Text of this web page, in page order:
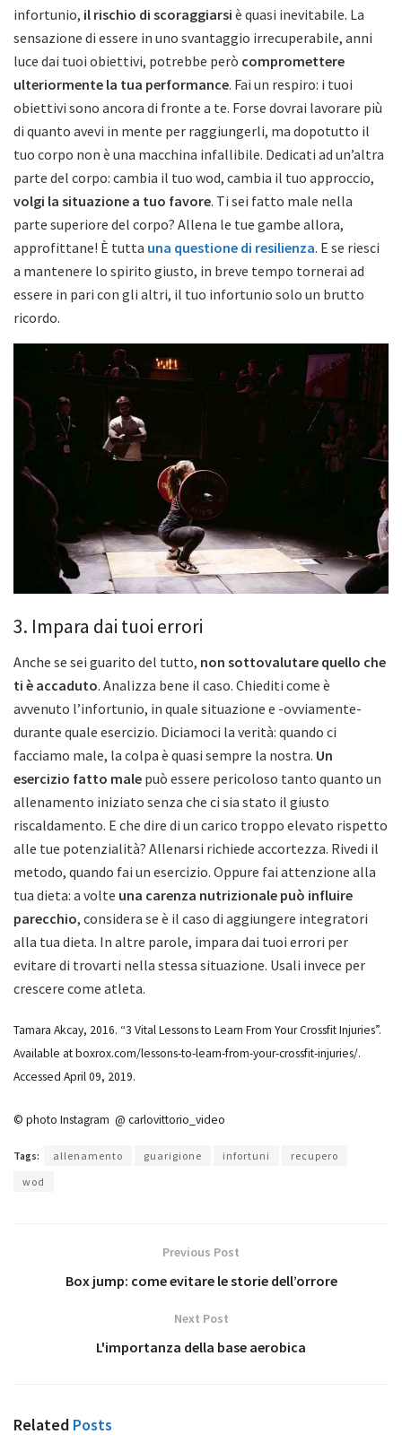
infortunio, il rischio di scoraggiarsi è quasi inevitabile. La
sensazione di essere in uno svantaggio irrecuperabile, anni
luce dai tuoi obiettivi, potrebbe però compromettere
ulteriormente la tua performance. Fai un respiro: i tuoi
obiettivi sono ancora di fronte a te. Forse dovrai lavorare più
di quanto avevi in mente per raggiungerli, ma dopotutto il
tuo corpo non è una macchina infallibile. Dedicati ad un’altra
parte del corpo: cambia il tuo wod, cambia il tuo approccio,
volgi la situazione a tuo favore. Ti sei fatto male nella
parte superiore del corpo? Allena le tue gambe allora,
approfittane! È tutta una questione di resilienza. E se riesci
a mantenere lo spirito giusto, in breve tempo tornerai ad
essere in pari con gli altri, il tuo infortunio solo un brutto
ricordo.
3. Impara dai tuoi errori
Anche se sei guarito del tutto, non sottovalutare quello che
ti è accaduto. Analizza bene il caso. Chiediti come è
avvenuto l’infortunio, in quale situazione e -ovviamente-
durante quale esercizio. Diciamoci la verità: quando ci
facciamo male, la colpa è quasi sempre la nostra. Un
esercizio fatto male può essere pericoloso tanto quanto un
allenamento iniziato senza che ci sia stato il giusto
riscaldamento. E che dire di un carico troppo elevato rispetto
alle tue potenzialità? Allenarsi richiede accortezza. Rivedi il
metodo, quando fai un esercizio. Oppure fai attenzione alla
tua dieta: a volte una carenza nutrizionale può influire
parecchio, considera se è il caso di aggiungere integratori
alla tua dieta. In altre parole, impara dai tuoi errori per
evitare di trovarti nella stessa situazione. Usali invece per
crescere come atleta.
Tamara Akcay, 2016. “3 Vital Lessons to Learn From Your Crossfit Injuries”.
Available at boxrox.com/lessons-to-learn-from-your-crossfit-injuries/.
Accessed April 09, 2019.
© photo Instagram @ carlovittorio_video
Tags: allenamento guarigione infortuni
recupero
wod
Previous Post
Box jump: come evitare le storie dell’orrore
Next Post
L'importanza della base aerobica
Related Posts